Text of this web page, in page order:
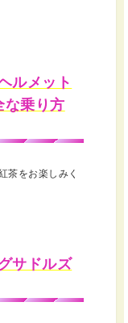
ルメット
な乗り方
茶をお楽しみく
サドルズ